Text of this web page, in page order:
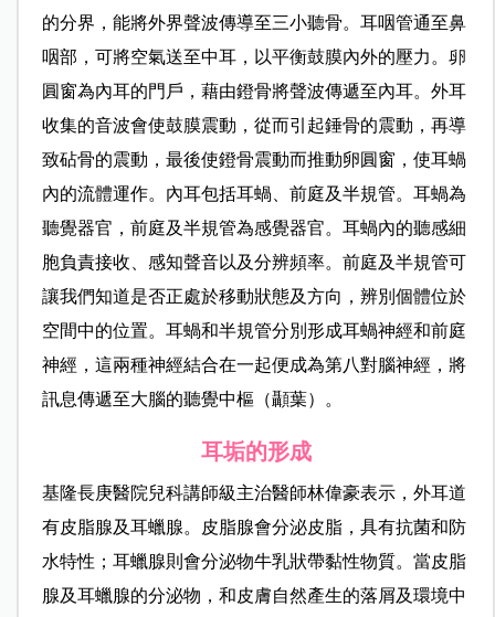
的分界，能將外界聲波傳導至三小聽骨。耳咽管通至鼻
咽部，可將空氣送至中耳，以平衡鼓膜內外的壓力。卵
圓窗為內耳的門戶，藉由鐙骨將聲波傳遞至內耳。外耳
收集的音波會使鼓膜震動，從而引起錘骨的震動，再導
致砧骨的震動，最後使鐙骨震動而推動卵圓窗，使耳蝸
內的流體運作。內耳包括耳蝸、前庭及半規管。耳蝸為
聽覺器官，前庭及半規管為感覺器官。耳蝸內的聽感細
胞負責接收、感知聲音以及分辨頻率。前庭及半規管可
讓我們知道是否正處於移動狀態及方向，辨別個體位於
空間中的位置。耳蝸和半規管分別形成耳蝸神經和前庭
神經，這兩種神經結合在一起便成為第八對腦神經，將
訊息傳遞至大腦的聽覺中樞（顳葉）。
耳垢的形成
基隆長庚醫院兒科講師級主治醫師林偉豪表示，外耳道
有皮脂腺及耳蠟腺。皮脂腺會分泌皮脂，具有抗菌和防
水特性；耳蠟腺則會分泌物牛乳狀帶黏性物質。當皮脂
腺及耳蠟腺的分泌物，和皮膚自然產生的落屑及環境中